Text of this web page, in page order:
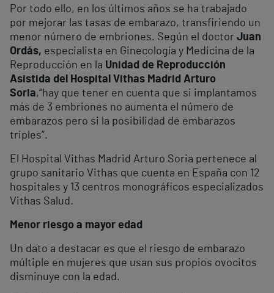
Por todo ello, en los últimos años se ha trabajado
por mejorar las tasas de embarazo, transfiriendo un
menor número de embriones. Según el doctor Juan
Ordás, especialista en Ginecología y Medicina de la
Reproducción en la Unidad de Reproducción
Asistida del Hospital Vithas Madrid Arturo
Soria,“hay que tener en cuenta que si implantamos
más de 3 embriones no aumenta el número de
embarazos pero si la posibilidad de embarazos
triples”.
El Hospital Vithas Madrid Arturo Soria pertenece al
grupo sanitario Vithas que cuenta en España con 12
hospitales y 13 centros monográficos especializados
Vithas Salud.
Menor riesgo a mayor edad
Un dato a destacar es que el riesgo de embarazo
múltiple en mujeres que usan sus propios ovocitos
disminuye con la edad.